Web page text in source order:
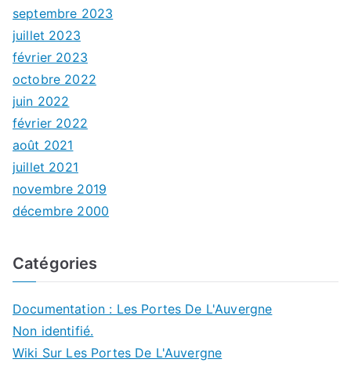
septembre 2023
juillet 2023
février 2023
octobre 2022
juin 2022
février 2022
août 2021
juillet 2021
novembre 2019
décembre 2000
Catégories
Documentation : Les Portes De L'Auvergne
Non identifié.
Wiki Sur Les Portes De L'Auvergne